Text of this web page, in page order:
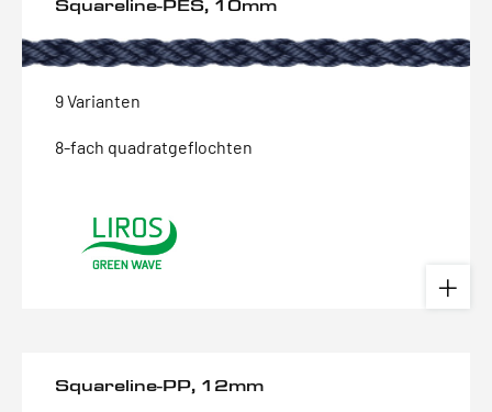
Squareline-PES, 10mm
9 Varianten
8-fach quadratgeflochten
Squareline-PP, 12mm